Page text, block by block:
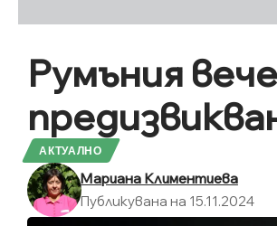
Румъния
АКТУАЛНО
Мариана Климентиева
Публикувана на 15.11.2024